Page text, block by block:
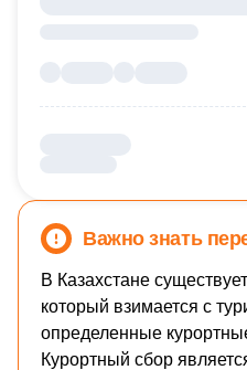
Важно знать
В Казахстане
который взимается с
определенные
Курортный сбор